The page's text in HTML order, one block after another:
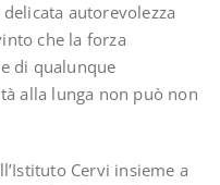
autorevolezza
che la forza
di qualunque
alla lunga non può non
Cervi insieme a